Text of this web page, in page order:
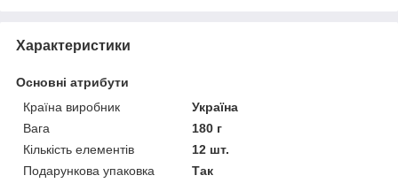
Характеристики
Основні атрибути
Країна виробник
Україна
Вага
180 г
Кількість елементів
12 шт.
Подарункова упаковка
Так